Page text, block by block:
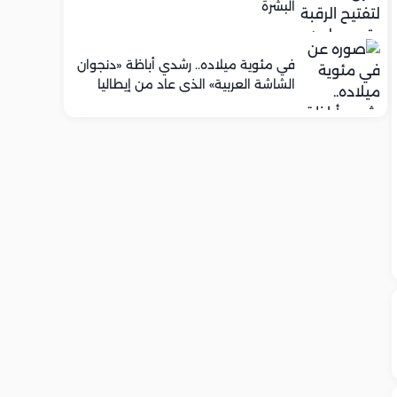
البشرة
في مئوية ميلاده.. رشدي أباظة «دنجوان
الشاشة العربية» الذي عاد من إيطاليا